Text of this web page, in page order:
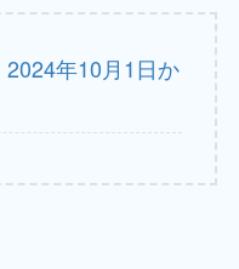
2024年10月1日か